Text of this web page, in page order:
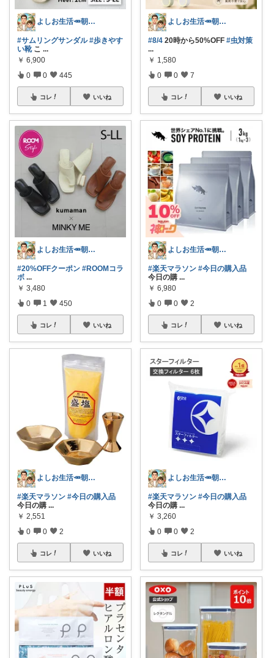
よしお生活🥕朝6時頃コレ👟
#サムリングサンダル #歩きやす
い靴こ ...
￥ 6,900
0 0 445
コレ いいね
よしお生活🥕朝6時頃コレ👟
#20%OFFクーポン #ROOMコラ
ボ ...
￥ 3,480
0 1 450
コレ いいね
よしお生活🥕朝6時頃コレ👟
#楽天マラソン #今日の購入品
今日の購 ...
￥ 2,551
0 0 2
コレ いいね
よしお生活🥕朝6時頃コレ👟
#8/4 20時から50%OFF #虫対策
...
￥ 1,580
0 0 7
コレ いいね
よしお生活🥕朝6時頃コレ👟
#楽天マラソン #今日の購入品
今日の購 ...
￥ 6,980
0 0 2
コレ いいね
よしお生活🥕朝6時頃コレ👟
#楽天マラソン #今日の購入品
今日の購 ...
￥ 3,260
0 0 2
コレ いいね